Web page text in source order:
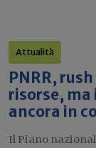
Attualità
PNRR,
risorse, ma
ancora in
Il Piano